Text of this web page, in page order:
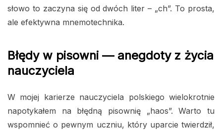
słowo to zaczyna się od dwóch liter – „ch”. To prosta,
ale efektywna mnemotechnika.
Błędy w pisowni — anegdoty z życia
nauczyciela
W mojej karierze nauczyciela polskiego wielokrotnie
napotykałem na błędną pisownię „haos”. Warto tu
wspomnieć o pewnym uczniu, który uparcie twierdził,